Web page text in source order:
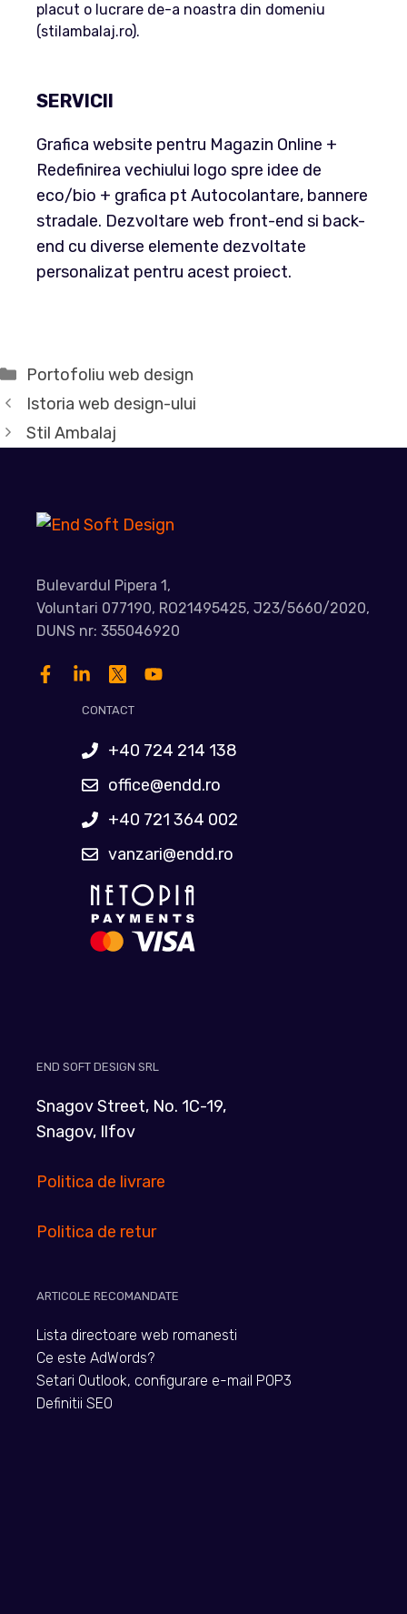
placut o lucrare de-a noastra din domeniu
(stilambalaj.ro).
SERVICII
Grafica website pentru Magazin Online +
Redefinirea vechiului logo spre idee de
eco/bio + grafica pt Autocolantare, bannere
stradale. Dezvoltare web front-end si back-
end cu diverse elemente dezvoltate
personalizat pentru acest proiect.
Categorii
Portofoliu web design
Istoria web design-ului
Stil Ambalaj
Bulevardul Pipera 1,
Voluntari 077190, RO21495425, J23/5660/2020,
DUNS nr: 355046920
CONTACT
+40 724 214 138
office@endd.ro
+40 721 364 002
vanzari@endd.ro
END SOFT DESIGN SRL
Snagov Street, No. 1C-19,
Snagov, Ilfov
Politica de livrare
Politica de retur
ARTICOLE RECOMANDATE
Lista directoare web romanesti
Ce este AdWords?
Setari Outlook, configurare e-mail POP3
Definitii SEO